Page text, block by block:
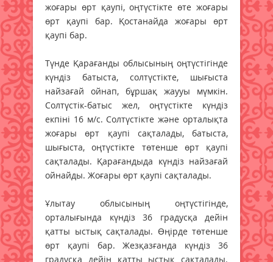
жоғары өрт қаупі, оңтүстікте өте жоғары
өрт қаупі бар. Қостанайда жоғары өрт
қаупі бар.
Түнде Қарағанды облысының оңтүстігінде
күндіз батыста, солтүстікте, шығыста
найзағай ойнап, бұршақ жаууы мүмкін.
Солтүстік-батыс жел, оңтүстікте күндіз
екпіні 16 м/с. Солтүстікте және орталықта
жоғары өрт қаупі сақталады, батыста,
шығыста, оңтүстікте төтенше өрт қаупі
сақталады. Қарағандыда күндіз найзағай
ойнайды. Жоғары өрт қаупі сақталады.
Ұлытау облысының оңтүстігінде,
орталығында күндіз 36 градусқа дейін
қатты ыстық сақталады. Өңірде төтенше
өрт қаупі бар. Жезқазғанда күндіз 36
градусқа дейін қатты ыстық сақталады.